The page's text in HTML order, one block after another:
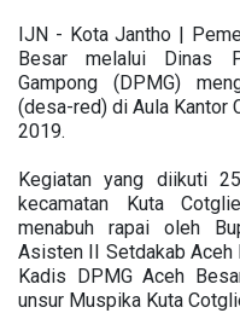
IJN - Kota Jantho |
Besar melalui Dinas
Gampong (DPMG)
(desa-red) di Aula Kantor
2019.
Kegiatan yang diikuti
kecamatan Kuta
menabuh rapai oleh
Asisten II Setdakab Aceh
Kadis DPMG Aceh
unsur Muspika Kuta